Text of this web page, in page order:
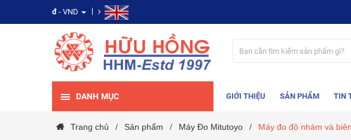
đ - VND
DANH MỤC GIỚI THIỆU SẢN PHẨM TIN
Trang chủ / Sản phẩm / Máy Đo Mitutoyo / Máy đo độ nhám và